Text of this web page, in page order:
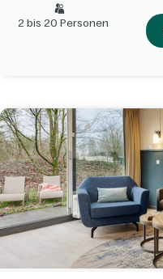
2 bis 20 Personen